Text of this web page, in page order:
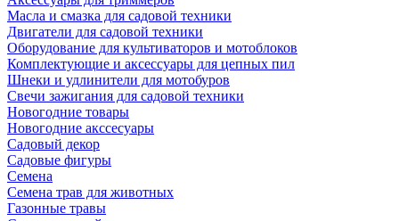
Масла и смазка для садовой техники
Двигатели для садовой техники
Оборудование для культиваторов и мотоблоков
Комплектующие и аксессуары для цепных пил
Шнеки и удлинители для мотобуров
Свечи зажигания для садовой техники
Новогодние товары
Новогодние акссесуары
Садовый декор
Садовые фигуры
Семена
Семена трав для животных
Газонные травы